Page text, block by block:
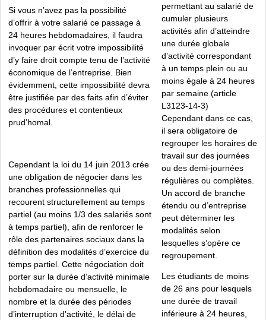
Si vous n’avez pas la possibilité
d’offrir à votre salarié ce passage à
24 heures hebdomadaires, il faudra
invoquer par écrit votre impossibilité
d’y faire droit compte tenu de l’activité
économique de l’entreprise. Bien
évidemment, cette impossibilité devra
être justifiée par des faits afin d’éviter
des procédures et contentieux
prud’homal.
Cependant la loi du 14 juin 2013 crée
une obligation de négocier dans les
branches professionnelles qui
recourent structurellement au temps
partiel (au moins 1/3 des salariés sont
à temps partiel), afin de renforcer le
rôle des partenaires sociaux dans la
définition des modalités d’exercice du
temps partiel. Cette négociation doit
porter sur la durée d’activité minimale
hebdomadaire ou mensuelle, le
nombre et la durée des périodes
d’interruption d’activité, le délai de
permettant au salarié de
cumuler plusieurs
activités afin d’atteindre
une durée globale
d’activité correspondant
à un temps plein ou au
moins égale à 24 heures
par semaine (article
L3123-14-3)
Cependant dans ce cas,
il sera obligatoire de
regrouper les horaires de
travail sur des journées
ou des demi-journées
régulières ou complètes.
Un accord de branche
étendu ou d’entreprise
peut déterminer les
modalités selon
lesquelles s’opère ce
regroupement.
Les étudiants de moins
de 26 ans pour lesquels
une durée de travail
inférieure à 24 heures,